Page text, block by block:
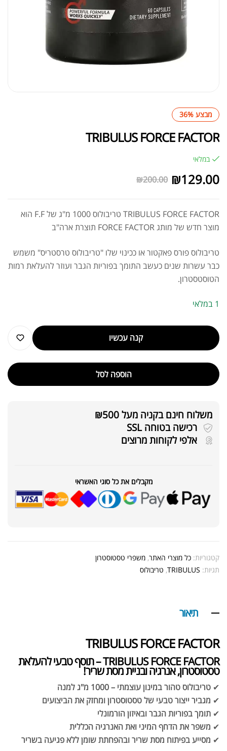
מבצע 36%
TRIBULUS FORCE FACTOR
במלאי
₪200.00 ₪129.00
TRIBULUS FORCE FACTOR טריבולוס 1000 מ"ג של F.F הוא
מוצר חדש של מותג FORCE FACTOR תוצרת ארה"ב
טריבולוס פורס פאקטור או ככינוי שלו "טריבולוס טרסטריס" משמש
כבר עשרות שנים כעשב התומך בפוריות הגבר ועוזר להעלאת רמות
הטוסטסטרון.
1 במלאי
קנה עכשיו
הוספה לסל
משלוח חינם בקניה מעל ₪500
רכישה בטוחה SSL
אלפי לקוחות מרוצים
מקבלים את כל סוגי האשראי
קטגוריות: כל מוצרי האתר, משפרי טסטוסטרון
תגיות: TRIBULUS
, טריבולוס
תיאור
TRIBULUS FORCE FACTOR
TRIBULUS FORCE FACTOR – תוסף טבעי להעלאת
טסטוסטרון, אנרגיה ובניית מסת שריר!
✔ טריבולוס טהור במינון עוצמתי – 1000 מ"ג למנה
✔ מגביר ייצור טבעי של טסטוסטרון ומחזק את הביצועים
✔ תומך בפוריות הגבר ובאיזון הורמונלי
✔ משפר את הדחף המיני ואת האנרגיה הכללית
✔ מסייע בפיתוח מסת שריר ובהפחתת שומן ללא פגיעה בשריר